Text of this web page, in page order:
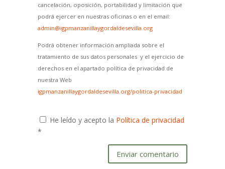
cancelación, oposición, portabilidad y limitación que
podrá ejercer en nuestras oficinas o en el email:
admin@igpmanzanillaygordaldesevilla.org
Podrá obtener información ampliada sobre el
tratamiento de sus datos personales y el ejercicio de
derechos en el apartado política de privacidad de
nuestra Web
igpmanzanillaygordaldesevilla.org/politica-privacidad
He leído y acepto la Política de privacidad
*
Enviar comentario